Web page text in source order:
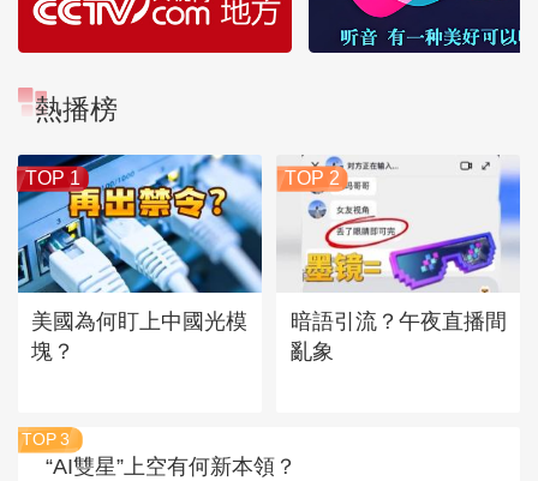
熱播榜
TOP 1
美國為何盯上中國光模
塊？
TOP 2
暗語引流？午夜直播間
亂象
TOP 3
“AI雙星”上空有何新本領？